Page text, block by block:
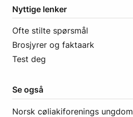
Nyttige lenker
Ofte stilte spørsmål
Brosjyrer og faktaark
Test deg
Se også
Norsk cøliakiforenings ungdom